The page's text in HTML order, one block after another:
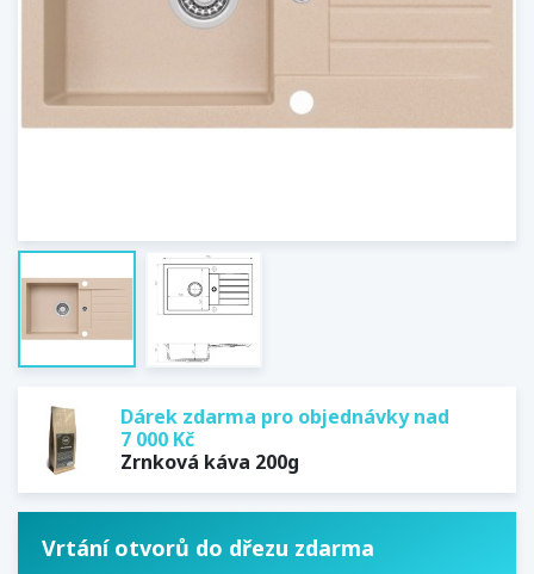
Dárek zdarma pro objednávky nad
7 000 Kč
Zrnková káva 200g
Vrtání otvorů do dřezu zdarma